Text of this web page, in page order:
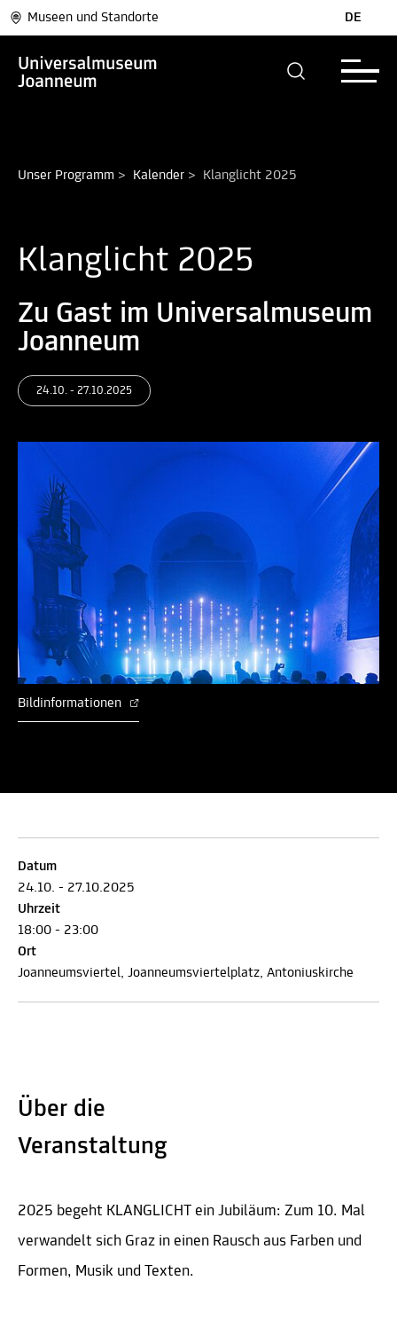
Museen und Standorte DE
Unser Programm > Kalender > Klanglicht 2025
Klanglicht 2025
Zu Gast im Universalmuseum
Joanneum
24.10. - 27.10.2025
Bildinformationen
Datum
24.10. - 27.10.2025
Uhrzeit
18:00 - 23:00
Ort
Joanneumsviertel, Joanneumsviertelplatz, Antoniuskirche
Über die
Veranstaltung
2025 begeht KLANGLICHT ein Jubiläum: Zum 10. Mal
verwandelt sich Graz in einen Rausch aus Farben und
Formen, Musik und Texten.